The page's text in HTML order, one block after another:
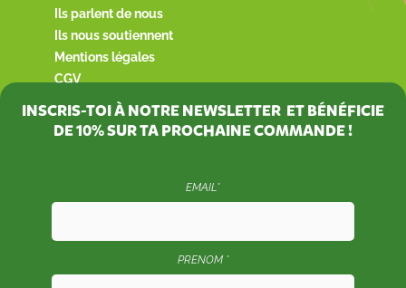
Ils parlent de nous
Ils nous soutiennent
Mentions légales
CGV
INSCRIS-TOI À NOTRE NEWSLETTER ET BÉNÉFICIE
DE10%SUR TA PROCHAINE COMMANDE !
EMAIL*
PRENOM *